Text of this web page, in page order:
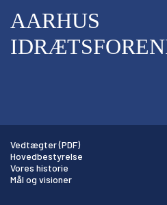
AARHUS
Vedtægter (PDF)
Hovedbestyrelse
Vores historie
Mål og visioner